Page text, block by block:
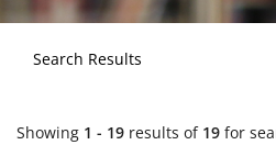
Search Results
Showing 1 - 19 results of 19 for